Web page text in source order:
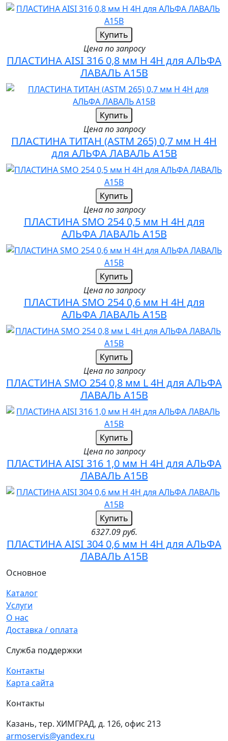
Купить
Цена по запросу
ПЛАСТИНА AISI 316 0,8 мм H 4H для АЛЬФА
ЛАВАЛЬ A15B
Купить
Цена по запросу
ПЛАСТИНА ТИТАН (ASTM 265) 0,7 мм H 4H
для АЛЬФА ЛАВАЛЬ A15B
Купить
Цена по запросу
ПЛАСТИНА SMO 254 0,5 мм H 4H для
АЛЬФА ЛАВАЛЬ A15B
Купить
Цена по запросу
ПЛАСТИНА SMO 254 0,6 мм H 4H для
АЛЬФА ЛАВАЛЬ A15B
Купить
Цена по запросу
ПЛАСТИНА SMO 254 0,8 мм L 4H для АЛЬФА
ЛАВАЛЬ A15B
Купить
Цена по запросу
ПЛАСТИНА AISI 316 1,0 мм H 4H для АЛЬФА
ЛАВАЛЬ A15B
Купить
6327.09 руб.
ПЛАСТИНА AISI 304 0,6 мм H 4H для АЛЬФА
ЛАВАЛЬ A15B
Основное
Каталог
Услуги
О нас
Доставка / оплата
Служба поддержки
Контакты
Карта сайта
Контакты
Казань, тер. ХИМГРАД, д. 126, офис 213
armoservis@yandex.ru